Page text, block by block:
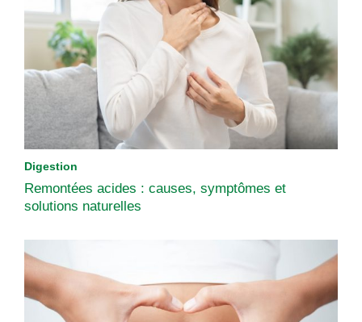
Digestion
Remontées acides : causes, symptômes et
solutions naturelles